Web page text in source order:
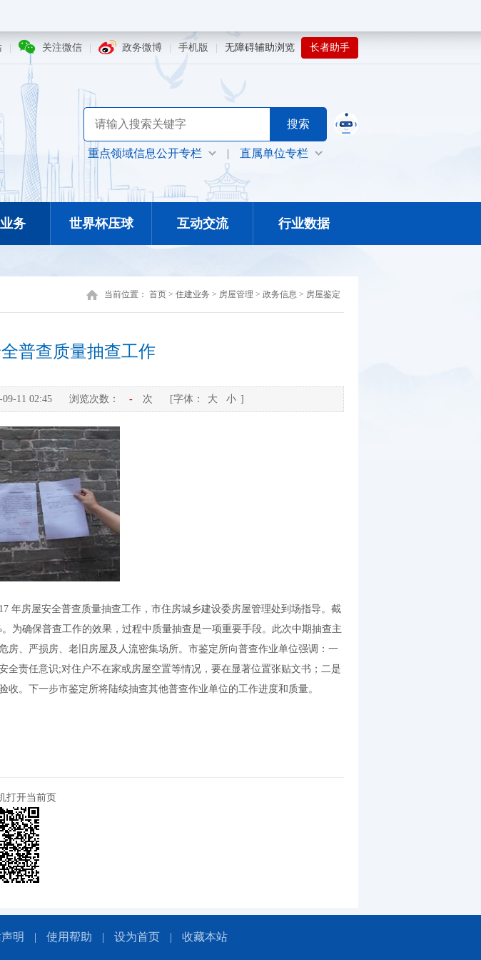
关注微信 政务微博 手机版 无障碍辅助浏览 长者助手
重点领域信息公开专栏 | 直属单位专栏
务 世界杯压球 互动交流 行业数据
当前位置： 首页 > 住建业务 > 房屋管理 > 政务信息 > 房屋鉴定
普查质量抽查工作
09-11 02:45 浏览次数： - 次 [字体： 大 小 ]
年房屋安全普查质量抽查工作，市住房城乡建设委房屋管理处到场指导。截
为确保普查工作的效果，过程中质量抽查是一项重要手段。此次中期抽查主
、严损房、老旧房屋及人流密集场所。市鉴定所向普查作业单位强调：一
责任意识;对住户不在家或房屋空置等情况，要在显著位置张贴文书；二是
。下一步市鉴定所将陆续抽查其他普查作业单位的工作进度和质量。
打开当前页
明 | 使用帮助 | 设为首页 | 收藏本站